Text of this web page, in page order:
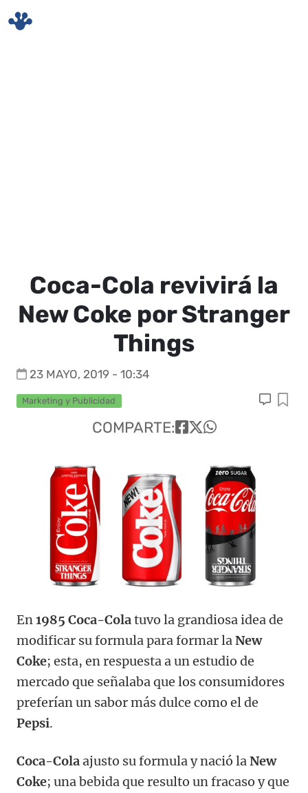
Coca-Cola revivirá la
New Coke por Stranger
Things
23 MAYO, 2019 - 10:34
Marketing y Publicidad
COMPARTE:
En1985 Coca-Colatuvo la grandiosa idea de
modificar su formula para formar laNew
Coke; esta, en respuesta a un estudio de
mercado que señalaba que los consumidores
preferían un sabor más dulce como el de
Pepsi.
Coca-Colaajusto su formula y nació laNew
Coke; una bebida que resulto un fracaso y que